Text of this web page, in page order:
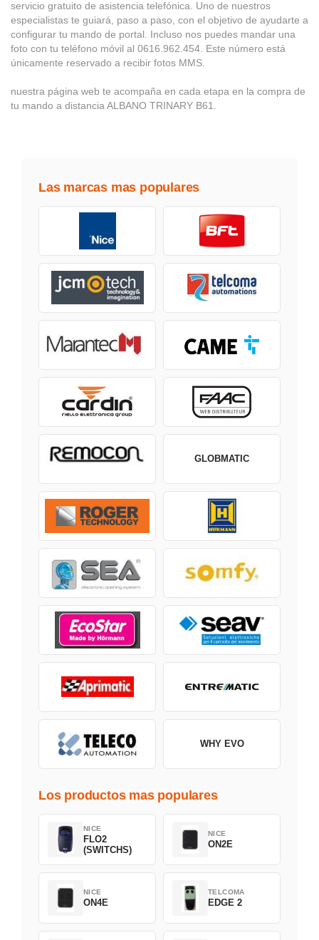
servicio gratuito de asistencia telefónica. Uno de nuestros
especialistas te guiará, paso a paso, con el objetivo de ayudarte a
configurar tu mando de portal. Incluso nos puedes mandar una
foto con tu teléfono móvil al 0616.962.454. Este número está
únicamente reservado a recibir fotos MMS.
nuestra página web te acompaña en cada etapa en la compra de
tu mando a distancia ALBANO TRINARY B61.
Las marcas mas populares
GLOBMATIC
WHY EVO
Los productos mas populares
NICE
FLO2
(SWITCHS)
NICE
ON2E
NICE
ON4E
TELCOMA
EDGE 2